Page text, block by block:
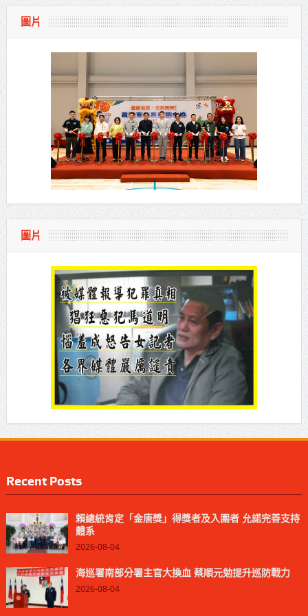
圖片
圖片
Recent Posts
賴總統肯定「金唐獎」得獎者及入圍者 允諾完善支持
體系
2026-08-04
海巡署南部分署主官大換血 蔡順元勉提升巡防戰力
2026-08-04